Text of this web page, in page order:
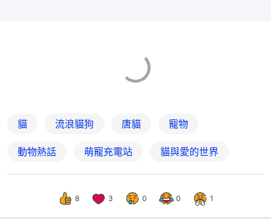
貓 流浪貓狗 唐貓 寵物
動物熱話 萌寵充電站 貓與愛的世界
8 3 0 0 1